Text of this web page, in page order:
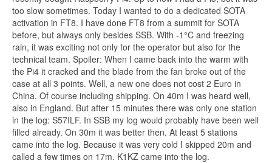
too slow sometimes. Today I wanted to do a dedicated SOTA
activation in FT8. I have done FT8 from a summit for SOTA
before, but always only besides SSB. With -1°C and freezing
rain, it was exciting not only for the operator but also for the
technical team. Spoiler: When I came back into the warm with
the Pi4 it cracked and the blade from the fan broke out of the
case at all 3 points. Well, a new one does not cost 2 Euro in
China. Of course including shipping. On 40m I was heard well,
also in England. But after 15 minutes there was only one station
in the log: S57ILF. In SSB my log would probably have been well
filled already. On 30m it was better then. At least 5 stations
came into the log. Because it was very cold I skipped 20m and
called a few times on 17m. K1KZ came into the log.